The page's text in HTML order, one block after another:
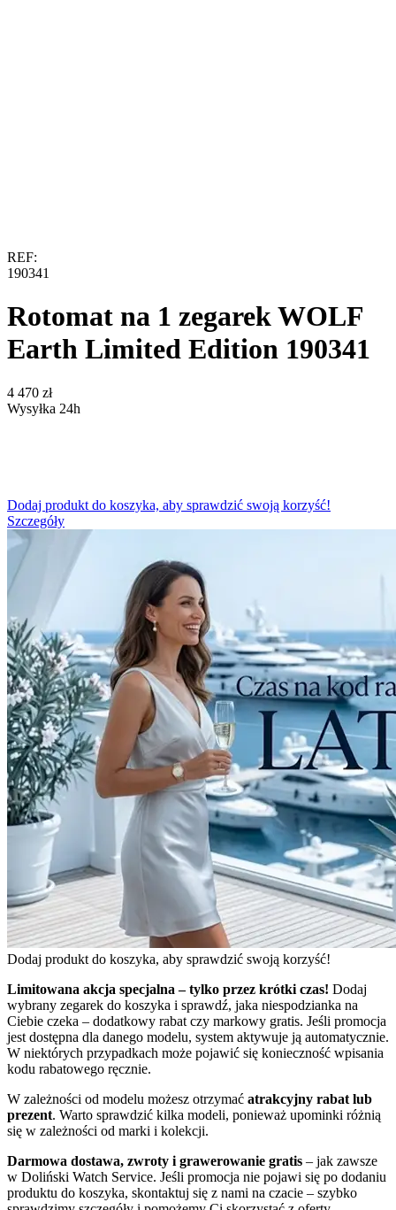
REF:
190341
Rotomat na 1 zegarek WOLF
Earth Limited Edition 190341
‍4 470‍ zł
Wysyłka 24h
Dodaj produkt do koszyka, aby sprawdzić swoją korzyść!
Szczegóły
Dodaj produkt do koszyka, aby sprawdzić swoją korzyść!
Limitowana akcja specjalna – tylko przez krótki czas! Dodaj
wybrany zegarek do koszyka i sprawdź, jaka niespodzianka na
Ciebie czeka – dodatkowy rabat czy markowy gratis. Jeśli promocja
jest dostępna dla danego modelu, system aktywuje ją automatycznie.
W niektórych przypadkach może pojawić się konieczność wpisania
kodu rabatowego ręcznie.
W zależności od modelu możesz otrzymać atrakcyjny rabat lub
prezent. Warto sprawdzić kilka modeli, ponieważ upominki różnią
się w zależności od marki i kolekcji.
Darmowa dostawa, zwroty i grawerowanie gratis – jak zawsze
w Doliński Watch Service. Jeśli promocja nie pojawi się po dodaniu
produktu do koszyka, skontaktuj się z nami na czacie – szybko